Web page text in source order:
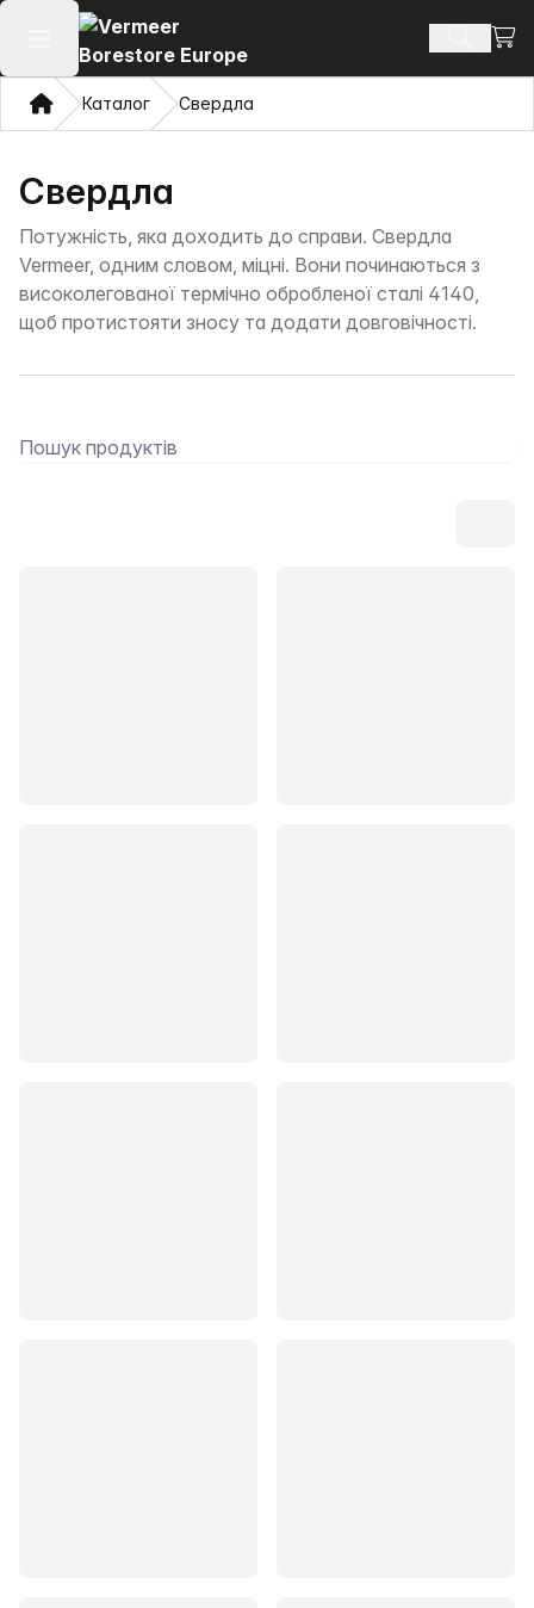
Відкрити головне меню Пошук
ДімКаталог Свердла
Свердла
Потужність, яка доходить до справи. Свердла
Vermeer, одним словом, міцні. Вони починаються з
високолегованої термічно обробленої сталі 4140,
щоб протистояти зносу та додати довговічності.